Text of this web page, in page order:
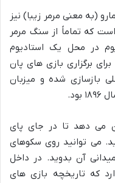
(به معنی مرمر زیبا) نیز
که تماماً از سنگ مرمر
در محل یک استادیوم
برگزاری بازی های پان
بازسازی شده و میزبان
می دهد تا در جای پای
می توانید روی سکوهای
آن بدوید. در داخل
که تاریخچه بازی های